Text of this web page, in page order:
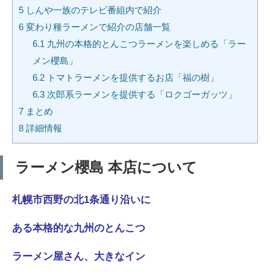
5 しんや一族のテレビ番組内で紹介
6 変わり種ラーメンで紹介の店舗一覧
6.1 九州の本格的とんこつラーメンを楽しめる「ラー
メン櫻島」
6.2トマトラーメンを提供するお店「福の樹」
6.3次郎系ラーメンを提供する「ロクゴーガッツ」
7 まとめ
8 詳細情報
ラーメン櫻島 本店について
札幌市西野の北1条通り沿いに
ある本格的な九州のとんこつ
ラーメン屋さん、大きなイン